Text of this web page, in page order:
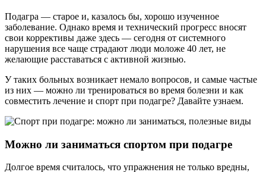
Подагра — старое и, казалось бы, хорошо изученное
заболевание. Однако время и технический прогресс вносят
свои коррективы даже здесь — сегодня от системного
нарушения все чаще страдают люди моложе 40 лет, не
желающие расставаться с активной жизнью.
У таких больных возникает немало вопросов, и самые частые
из них — можно ли тренироваться во время болезни и как
совместить лечение и спорт при подагре? Давайте узнаем.
Можно ли заниматься спортом при подагре
Долгое время считалось, что упражнения не только вредны,